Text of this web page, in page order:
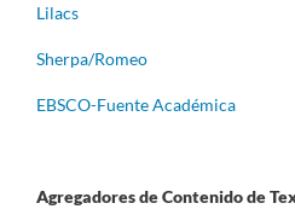
Lilacs
Sherpa/Romeo
EBSCO-Fuente Académica
Agregadores de Contenido de